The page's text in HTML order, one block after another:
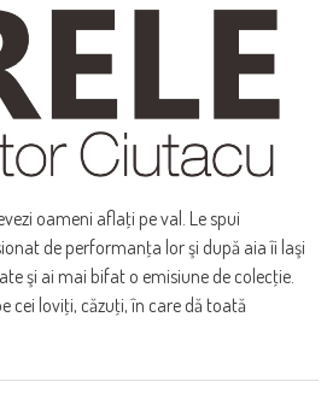
oameni aflaţi pe val. Le spui
de performanţa lor şi după aia îi laşi
şi ai mai bifat o emisiune de colecţie.
cei loviţi, căzuţi, în care dă toată